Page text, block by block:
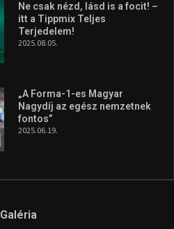
Ne csak nézd, lásd is a focit! –
itt a Tippmix Teljes
Terjedelem!
2025.08.05.
„A Forma-1-es Magyar
Nagydíj az egész nemzetnek
fontos”
2025.06.19.
Galéria